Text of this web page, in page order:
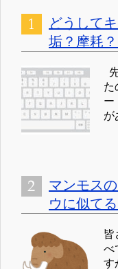
どうして
垢？摩耗
た
ー
が
マンモス
ウに似て
皆
べ
す